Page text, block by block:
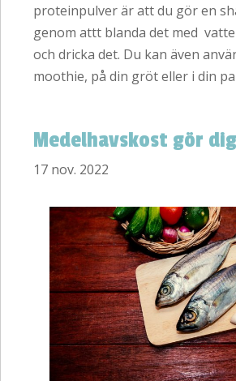
proteinpulver är att du gör en
genom attt blanda det med
och dricka det. Du kan även
moothie, på din gröt eller i din
Medelhavskost gör
17 nov. 2022